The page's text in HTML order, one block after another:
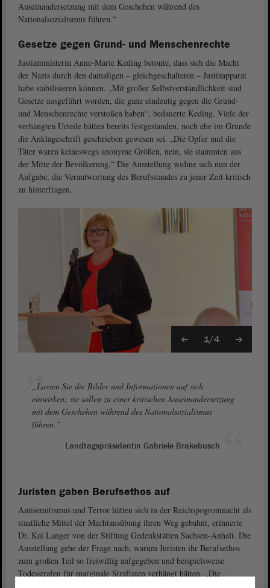
Auseinandersetzung mit dem Geschehen während des
Nationalsozialismus führen.“
Gesetze gegen Grund- und Menschenrechte
Justizministerin Anne-Marie Keding betonte, dass sich die Macht
der Nazis durch den damaligen – gleichgeschalteten – Justizapparat
habe stabilisieren können. „Mit großer Selbstverständlichkeit sind
Gesetze ausgeführt worden, die ganz eindeutig gegen die Grund-
und Menschenrechte verstoßen haben“, bedauerte Keding. Viele der
verhängten Urteile hätten bereits festgestanden, noch ehe im Grunde
die Anklageschrift geschrieben gewesen sei. „Die Opfer und die
Täter waren keineswegs anonyme Größen, nein, sie stammten aus
der Mitte der Bevölkerung.“ Die Ausstellung widme sich nun der
Aufgabe, die Verantwortung des Berufsstandes zu jener Zeit kritisch
zu hinterfragen.
1/4
„Lassen Sie die Bilder und Informationen auf sich
einwirken; sie sollen zu einer kritischen Auseinandersetzung
mit dem Geschehen während des Nationalsozialismus
führen.“
Landtagspräsidentin Gabriele Brakebusch
Juristen gaben Berufsethos auf
Antisemitismus und Terror hätten sich in der Reichspogromnacht als
staatliche Mittel der Machtausübung ihren Weg gebahnt, erinnerte
Dr. Kai Langer von der Stiftung Gedenkstätten Sachsen-Anhalt. Die
Ausstellung gehe der Frage nach, warum Juristen ihr Berufsethos
zum großen Teil so freiwillig aufgegeben und beispielsweise
Todesstrafen für marginale Straftaten verhängt hätten. „Die